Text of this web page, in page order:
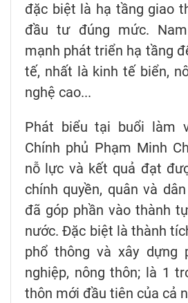
đặc biệt là hạ tầng giao
đầu tư đúng mức.
mạnh phát triển hạ tầng
tế, nhất là kinh tế biển,
nghệ cao...
Phát biểu tại buổi làm
Chính phủ Phạm Minh
nỗ lực và kết quả đạt
chính quyền, quân và
đã góp phần vào thành
nước. Đặc biệt là thành
phổ thông và xây dựng
nghiệp, nông thôn; là 1
thôn mới đầu tiên của cả